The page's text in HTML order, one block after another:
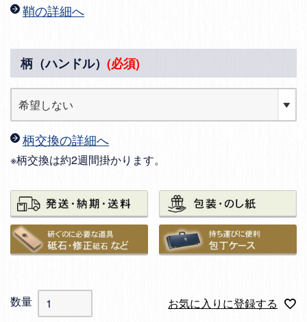
鞘の詳細へ
柄（ハンドル） (必須)
柄交換の詳細へ
※柄交換は約2週間掛かります。
お気に入りに登録する